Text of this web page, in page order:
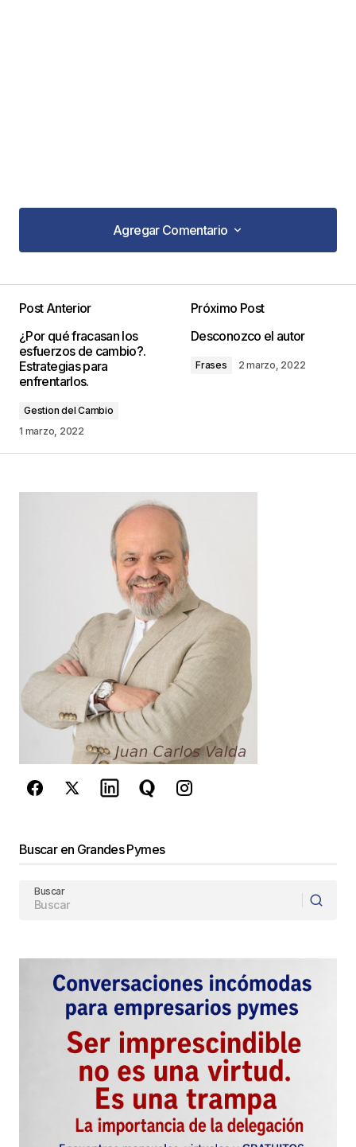
Agregar Comentario
Agregar Comentario
publicada. Los campos obligatorios están
marcados con*
Your Name*
Guarda mi nombre, correo electrónico y web en
este navegador para la próxima vez que
comente.
Este sitio esta protegido por
reCAPTCHA y la
Política de
privacidady losTérminos del servicio
de Googlese aplican.
Enviar Comentario
Post Anterior
¿Por qué fracasan los
esfuerzos de cambio?.
Estrategias para
enfrentarlos.
Gestion del Cambio
1 marzo, 2022
Próximo Post
Desconozco el autor
Frases 2 marzo, 2022
Buscar en Grandes Pymes
Buscar